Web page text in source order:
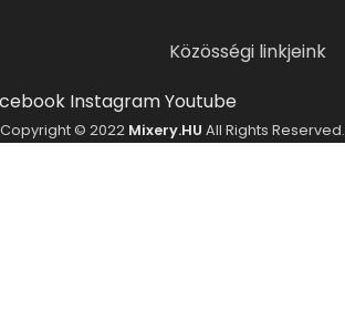
Közösségi linkjeink
InstagramYoutube
Copyright © 2022 Mixery.HU All Rights Reserved.